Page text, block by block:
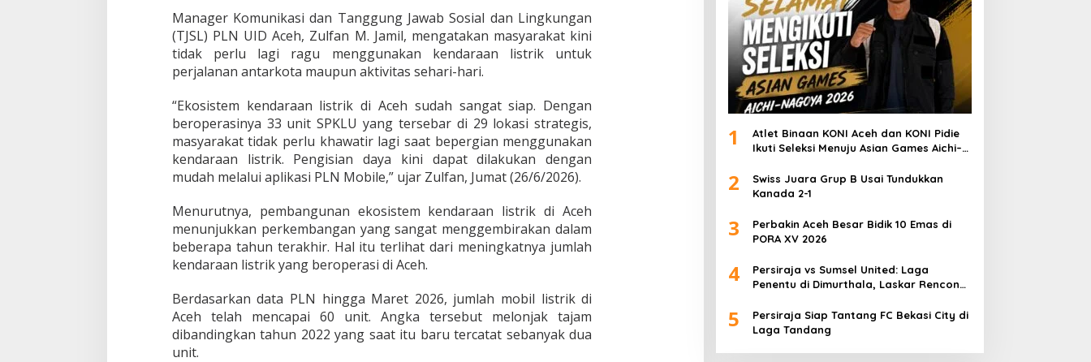
u
K
h
a
w
t
i
r
Manager Komunikasi dan Tanggung Jawab Sosial dan Lingkungan
(TJSL) PLN UID Aceh, Zulfan M. Jamil, mengatakan masyarakat kini
tidak perlu lagi ragu menggunakan kendaraan listrik untuk
perjalanan antarkota maupun aktivitas sehari-hari.
“Ekosistem kendaraan listrik di Aceh sudah sangat siap. Dengan
beroperasinya 33 unit SPKLU yang tersebar di 29 lokasi strategis,
masyarakat tidak perlu khawatir lagi saat bepergian menggunakan
kendaraan listrik. Pengisian daya kini dapat dilakukan dengan
mudah melalui aplikasi PLN Mobile,” ujar Zulfan, Jumat (26/6/2026).
Menurutnya, pembangunan ekosistem kendaraan listrik di Aceh
menunjukkan perkembangan yang sangat menggembirakan dalam
beberapa tahun terakhir. Hal itu terlihat dari meningkatnya jumlah
kendaraan listrik yang beroperasi di Aceh.
Berdasarkan data PLN hingga Maret 2026, jumlah mobil listrik di
Aceh telah mencapai 60 unit. Angka tersebut melonjak tajam
dibandingkan tahun 2022 yang saat itu baru tercatat sebanyak dua
unit.
1
Atlet Binaan KONI Aceh dan KONI Pidie
Ikuti Seleksi Menuju Asian Games Aichi–
2
Swiss Juara Grup B Usai Tundukkan
Kanada 2-1
3
Perbakin Aceh Besar Bidik 10 Emas di
PORA XV 2026
4
Persiraja vs Sumsel United: Laga
Penentu di Dimurthala, Laskar Rencong
5
Persiraja Siap Tantang FC Bekasi City di
Laga Tandang